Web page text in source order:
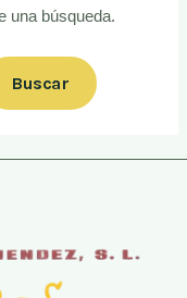
una búsqueda.